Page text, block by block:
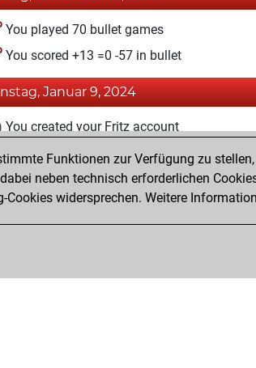
You played 70 bullet games
You scored +13 =0 -57 in bullet
Januar 9, 2024
You created your Fritz account
April 10, 2023
You created your Studies account
Funktionen zur Verfügung zu
neben technisch erforderlichen
widersprechen. Weitere